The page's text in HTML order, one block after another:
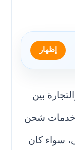
إظهار
بين
خدمات شحن
سواء كان